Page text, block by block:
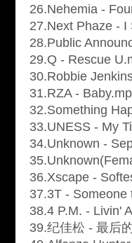
26.Nehemia -
27.Next Phaze - I
28.Public
29.Q - Rescue
30.Robbie
31.RZA -
32.Something
33.UNESS - My
34.Unknown -
36.Xscape -
37.3T - Someone
38.4 P.M. - Livin'
39.纪佳松 - 最后